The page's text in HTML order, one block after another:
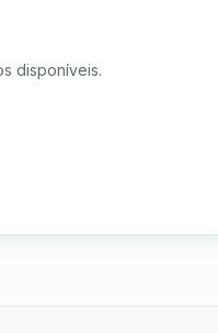
disponíveis.